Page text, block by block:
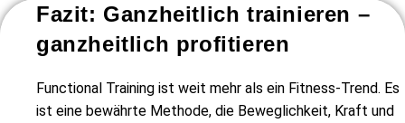
Fazit: Ganzheitlich trainieren –
ganzheitlich profitieren
Functional Training ist weit mehr als ein Fitness-Trend. Es
ist eine bewährte Methode, die Beweglichkeit, Kraft und